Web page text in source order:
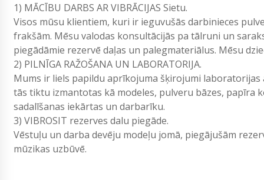
1) MĀCĪBU DARBS AR VIBRĀCIJAS Sietu.
Visos mūsu klientiem, kuri ir ieguvušās darbinieces
frakšām. Mēsu valodas konsultācijās pa tālruni un
piegādāmie rezervē daļas un palegmateriālus. Mēsu
2) PILNĪGA RAŽOŠANA UN LABORATORIJA.
Mums ir liels papildu aprīkojuma šķirojumi
tās tiktu izmantotas kā modeles, pulveru bāzes,
sadalīšanas iekārtas un darbarīku.
3) VIBROSIT rezerves dalu piegāde.
Vēstuļu un darba devēju modeļu jomā, piegājušām
mūzikas uzbūvē.